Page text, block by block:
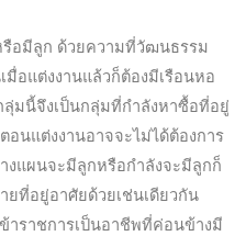
อมีลูก ด้วยความที่วัฒนธรรม
อแต่งงานแล้วก็ต้องมีเรือนหอ
มนี้จึงเป็นกลุ่มที่กำลังหาซื้อที่อยู่
อนแต่งงานอาจจะไม่ได้ต้องการ
งแผนจะมีลูกหรือกำลังจะมีลูกก็
ยที่อยู่อาศัยด้วยเช่นเดียวกัน
าราชการเป็นอาชีพที่ค่อนข้างมี